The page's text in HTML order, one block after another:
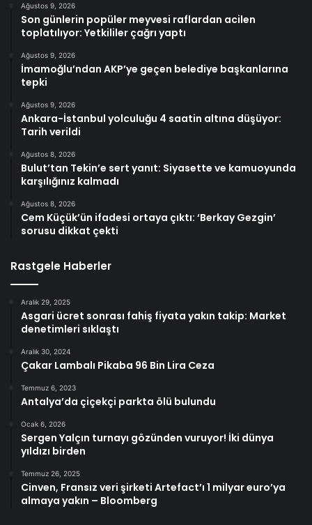
Ağustos 9, 2026
Son günlerin popüler meyvesi raflardan acilen
toplatılıyor: Yetkililer çağrı yaptı
Ağustos 9, 2026
İmamoğlu’ndan AKP’ye geçen belediye başkanlarına
tepki
Ağustos 9, 2026
Ankara-İstanbul yolculuğu 4 saatin altına düşüyor:
Tarih verildi
Ağustos 8, 2026
Bulut’tan Tekin’e sert yanıt: Siyasette ve kamuoyunda
karşılığınız kalmadı
Ağustos 8, 2026
Cem Küçük’ün ifadesi ortaya çıktı: ‘Berkay Gezgin’
sorusu dikkat çekti
Rastgele Haberler
Aralık 29, 2025
Asgari ücret sonrası fahiş fiyata yakın takip: Market
denetimleri sıklaştı
Aralık 30, 2024
Çakar Lambalı Pikaba 96 Bin Lira Ceza
Temmuz 6, 2023
Antalya’da çiçekçi parkta ölü bulundu
Ocak 6, 2026
Sergen Yalçın turnayı gözünden vuruyor! İki dünya
yıldızı birden
Temmuz 26, 2025
Cinven, Fransız veri şirketi Artefact’ı 1 milyar euro’ya
almaya yakın – Bloomberg